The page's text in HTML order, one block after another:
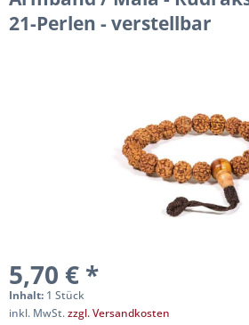
21-Perlen - verstellbar
5,70 € *
Inhalt: 1 Stück
inkl. MwSt.zzgl. Versandkosten